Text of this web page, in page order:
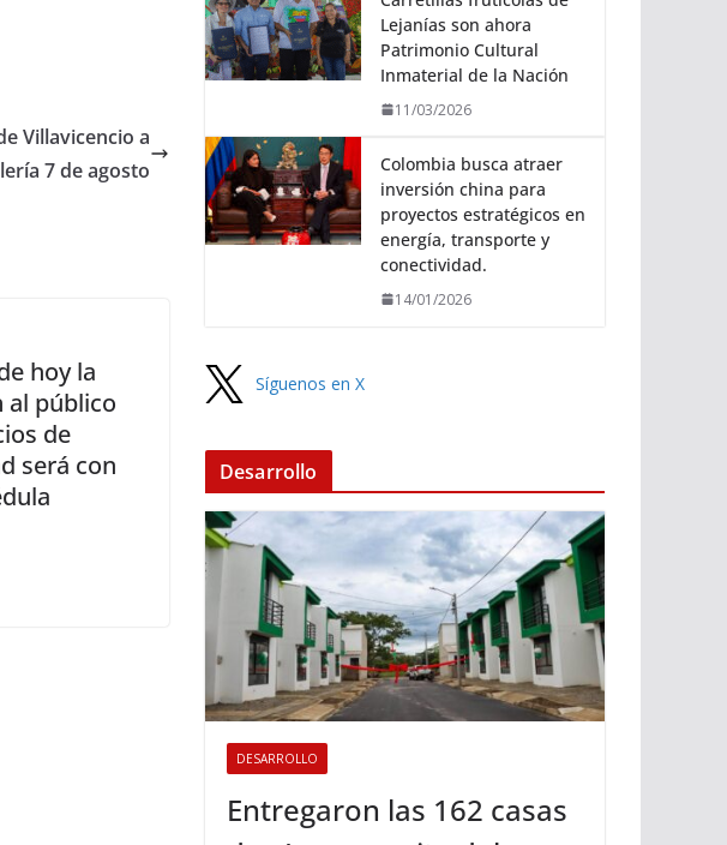
Villavicencio a
7 de agosto
hoy la
al público
de
será con
Lejanías son ahora
Patrimonio Cultural
Inmaterial de la Nación
11/03/2026
Colombia busca atraer
inversión china para
proyectos estratégicos en
energía, transporte y
conectividad.
14/01/2026
Síguenos en X
Desarrollo
DESARROLLO
Entregaron las 162 casas